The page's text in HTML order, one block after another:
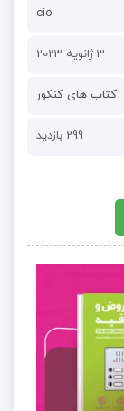
cio
3 ژانویه 2023
کتاب های کنکور
299 بازدید